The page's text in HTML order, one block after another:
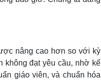
nâng cao hơn so với kỳ
không đạt yêu cầu, nhờ kế
giáo viên, và chuẩn hóa